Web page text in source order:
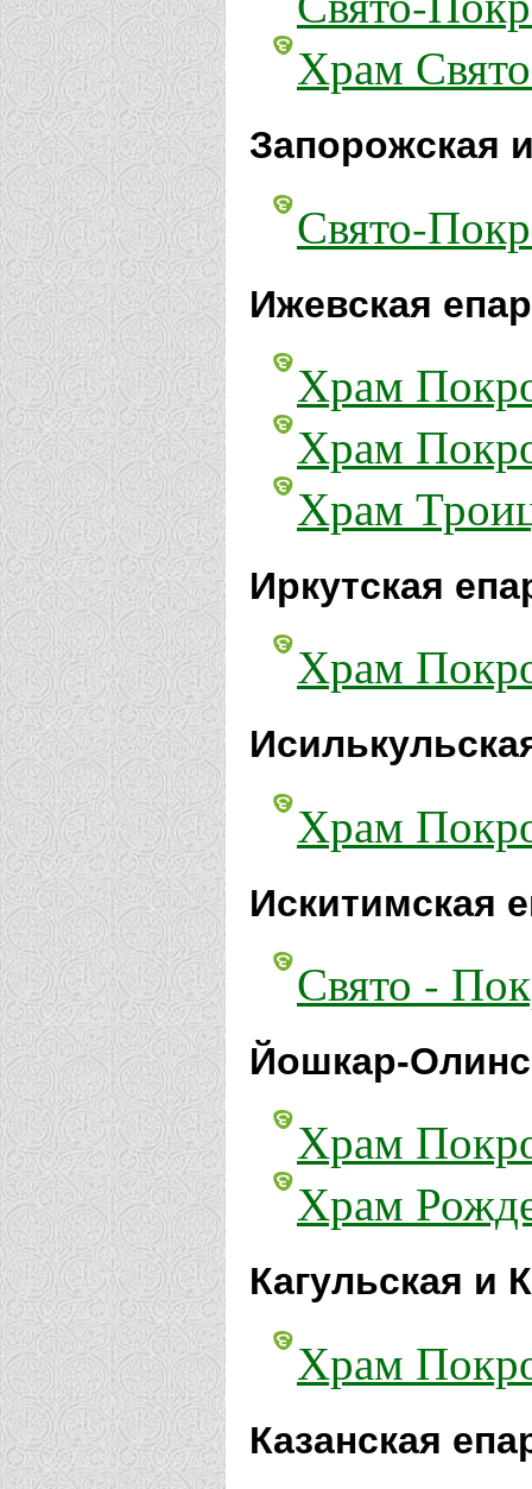
Храм
Запорожская
Свято-
Ижевская
Храм
Храм
Храм
Иркутская
Храм
Храм
Искитимская
Свято -
Йошкар-
Храм
Храм
Кагульская и
Храм
Казанская